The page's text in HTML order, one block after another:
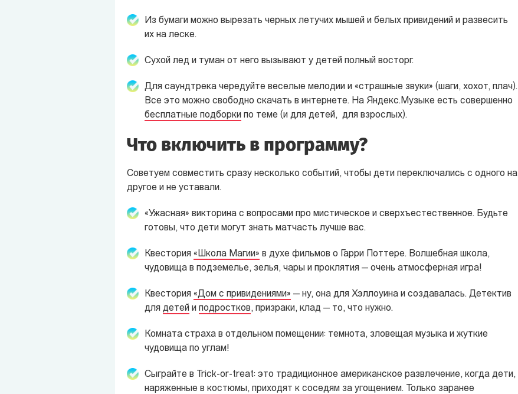
Из бумаги можно вырезать черных летучих мышей и белых привидений и развесить
их на леске.
Сухой лед и туман от него вызывают у детей полный восторг.
Для саундтрека чередуйте веселые мелодии и «страшные звуки» (шаги, хохот, плач).
Все это можно свободно скачать в интернете. На Яндекс.Музыке есть совершенно
бесплатные подборкипо теме (и для детей, для взрослых).
Что включить в программу?
Советуем совместить сразу несколько событий, чтобы дети переключались с одного на
другое и не уставали.
«Ужасная» викторина с вопросами про мистическое и сверхъестественное. Будьте
готовы, что дети могут знать матчасть лучше вас.
Квестория «Школа Магии» в духе фильмов о Гарри Поттере. Волшебная школа,
чудовища в подземелье, зелья, чары и проклятия — очень атмосферная игра!
Квестория «Дом с привидениями» — ну, она для Хэллоуина и создавалась. Детектив
для детейи подростков, призраки, клад — то, что нужно.
Комната страха в отдельном помещении: темнота, зловещая музыка и жуткие
чудовища по углам!
Сыграйте в Trick-or-treat: это традиционное американское развлечение, когда дети,
наряженные в костюмы, приходят к соседям за угощением. Только заранее